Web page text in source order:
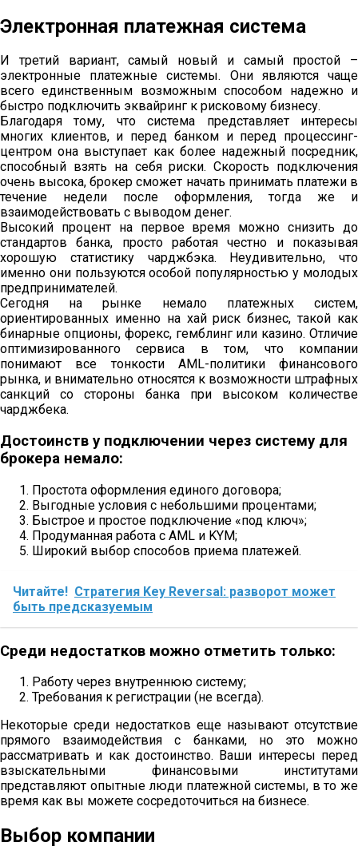
Электронная платежная система
И третий вариант, самый новый и самый простой –
электронные платежные системы. Они являются чаще
всего единственным возможным способом надежно и
быстро подключить эквайринг к рисковому бизнесу.
Благодаря тому, что система представляет интересы
многих клиентов, и перед банком и перед процессинг-
центром она выступает как более надежный посредник,
способный взять на себя риски. Скорость подключения
очень высока, брокер сможет начать принимать платежи в
течение недели после оформления, тогда же и
взаимодействовать с выводом денег.
Высокий процент на первое время можно снизить до
стандартов банка, просто работая честно и показывая
хорошую статистику чарджбэка. Неудивительно, что
именно они пользуются особой популярностью у молодых
предпринимателей.
Сегодня на рынке немало платежных систем,
ориентированных именно на хай риск бизнес, такой как
бинарные опционы, форекс, гемблинг или казино. Отличие
оптимизированного сервиса в том, что компании
понимают все тонкости AML-политики финансового
рынка, и внимательно относятся к возможности штрафных
санкций со стороны банка при высоком количестве
чарджбека.
Достоинств у подключении через систему для
брокера немало:
Простота оформления единого договора;
Выгодные условия с небольшими процентами;
Быстрое и простое подключение «под ключ»;
Продуманная работа с AML и KYM;
Широкий выбор способов приема платежей.
Читайте! Стратегия Key Reversal: разворот может
быть предсказуемым
Среди недостатков можно отметить только:
Работу через внутреннюю систему;
Требования к регистрации (не всегда).
Некоторые среди недостатков еще называют отсутствие
прямого взаимодействия с банками, но это можно
рассматривать и как достоинство. Ваши интересы перед
взыскательными финансовыми институтами
представляют опытные люди платежной системы, в то же
время как вы можете сосредоточиться на бизнесе.
Выбор компании